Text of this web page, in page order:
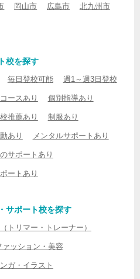
岡山市 広島市 北九州市
校を探す
毎日登校可能 週1～週3日登校
ースあり 個別指導あり
推薦あり 制服あり
あり メンタルサポートあり
サポートあり
ートあり
サポート校を探す
トリマー・トレーナー）
ァッション・美容
ガ・イラスト